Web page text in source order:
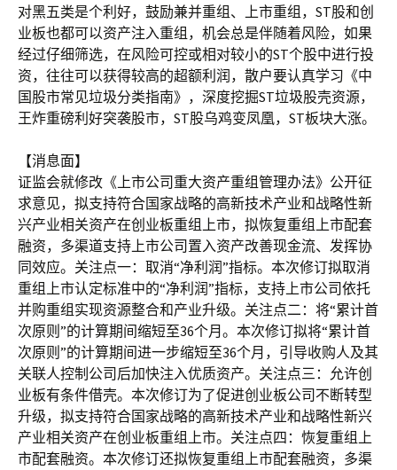
对黑五类是个利好，鼓励兼并重组、上市重组，ST股和创
业板也都可以资产注入重组，机会总是伴随着风险，如果
经过仔细筛选，在风险可控或相对较小的ST个股中进行投
资，往往可以获得较高的超额利润，散户要认真学习《中
国股市常见垃圾分类指南》，深度挖掘ST垃圾股壳资源，
王炸重磅利好突袭股市，ST股乌鸡变凤凰，ST板块大涨。
【消息面】
证监会就修改《上市公司重大资产重组管理办法》公开征
求意见，拟支持符合国家战略的高新技术产业和战略性新
兴产业相关资产在创业板重组上市，拟恢复重组上市配套
融资，多渠道支持上市公司置入资产改善现金流、发挥协
同效应。关注点一：取消“净利润”指标。本次修订拟取消
重组上市认定标准中的“净利润”指标，支持上市公司依托
并购重组实现资源整合和产业升级。关注点二：将“累计首
次原则”的计算期间缩短至36个月。本次修订拟将“累计首
次原则”的计算期间进一步缩短至36个月，引导收购人及其
关联人控制公司后加快注入优质资产。关注点三：允许创
业板有条件借壳。本次修订为了促进创业板公司不断转型
升级，拟支持符合国家战略的高新技术产业和战略性新兴
产业相关资产在创业板重组上市。关注点四：恢复重组上
市配套融资。本次修订还拟恢复重组上市配套融资，多渠